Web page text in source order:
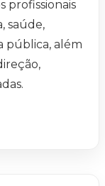
profissionais
saúde,
pública, além